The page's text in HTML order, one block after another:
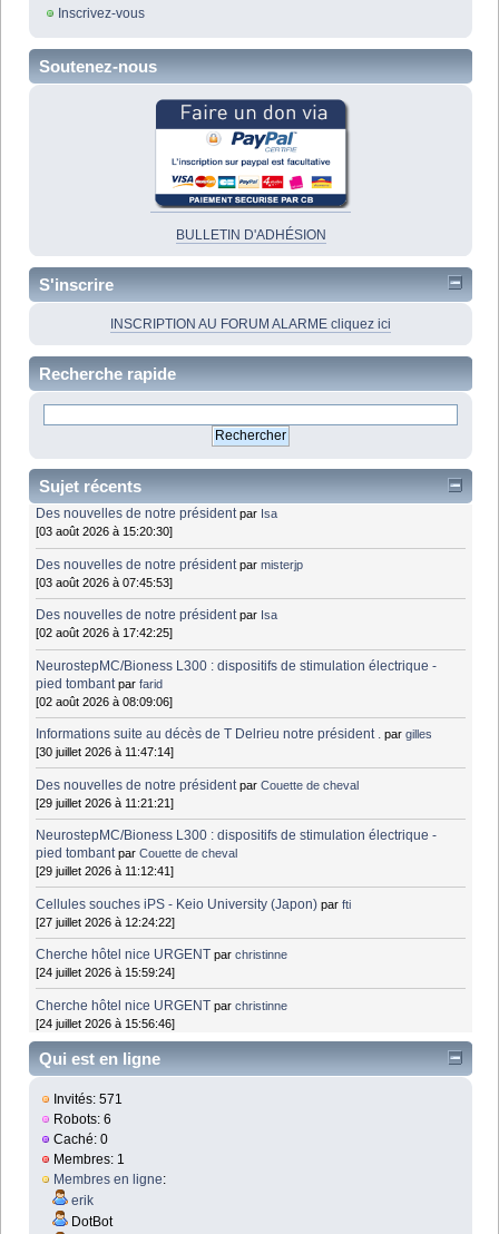
Inscrivez-vous
Soutenez-nous
BULLETIN D'ADHÉSION
S'inscrire
INSCRIPTION AU FORUM ALARME cliquez ici
Recherche rapide
Sujet récents
Des nouvelles de notre président par Isa
[03 août 2026 à 15:20:30]
Des nouvelles de notre président parmisterjp
[03 août 2026 à 07:45:53]
Des nouvelles de notre président par Isa
[02 août 2026 à 17:42:25]
NeurostepMC/Bioness L300 : dispositifs de stimulation électrique -
pied tombant parfarid
[02 août 2026 à 08:09:06]
Informations suite au décès de T Delrieu notre président . pargilles
[30 juillet 2026 à 11:47:14]
Des nouvelles de notre président parCouette de cheval
[29 juillet 2026 à 11:21:21]
NeurostepMC/Bioness L300 : dispositifs de stimulation électrique -
pied tombant parCouette de cheval
[29 juillet 2026 à 11:12:41]
Cellules souches iPS - Keio University (Japon) parfti
[27 juillet 2026 à 12:24:22]
Cherche hôtel nice URGENT parchristinne
[24 juillet 2026 à 15:59:24]
Cherche hôtel nice URGENT parchristinne
[24 juillet 2026 à 15:56:46]
Qui est en ligne
Invités: 571
Robots: 6
Caché: 0
Membres: 1
Membres en ligne:
erik
DotBot